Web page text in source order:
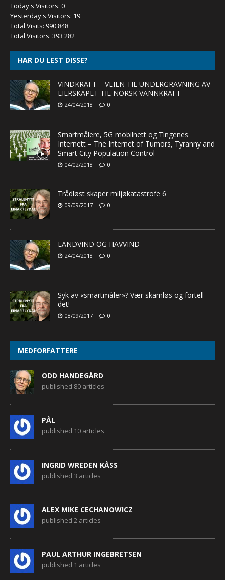
Today's Visitors: 0
Yesterday's Visitors: 19
Total Visits: 990 848
Total Visitors: 393 282
HAR DU LEST DISSE?
VINDKRAFT – VEIEN TIL UNDERGRAVNING AV
EIERSKAPET TIL NORSK VANNKRAFT
24/04/2018 0
Smartmålere, 5G mobilnett og Tingenes
Internett – The Internet of Tumors, Tyranny and
Smart City Population Control
04/02/2018 0
Trådløst skaper miljøkatastrofe 6
09/09/2017 0
LANDVIND OG HAVVIND
24/04/2018 0
Syk av «smartmåler»? Vær skamløs og fortell
det!
08/09/2017 0
MEDFORFATTERE
ODD HANDEGÅRD
published 80 articles
PÅL
published 10 articles
INGRID WREDEN KÅSS
published 3 articles
ALEX MIKE CECHANOWICZ
published 2 articles
PAUL ARTHUR INGEBRETSEN
published 1 articles